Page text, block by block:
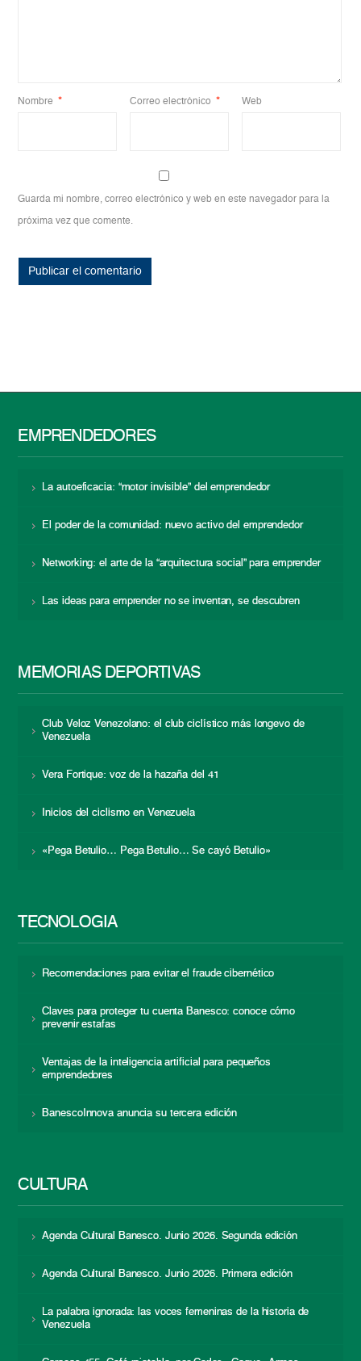
Nombre * Correo electrónico * Web
Guarda mi nombre, correo electrónico y web en este navegador para la
próxima vez que comente.
EMPRENDEDORES
La autoeficacia: “motor invisible” del emprendedor
El poder de la comunidad: nuevo activo del emprendedor
Networking: el arte de la “arquitectura social” para emprender
Las ideas para emprender no se inventan, se descubren
MEMORIAS DEPORTIVAS
Club Veloz Venezolano: el club ciclístico más longevo de
Venezuela
Vera Fortique: voz de la hazaña del 41
Inicios del ciclismo en Venezuela
«Pega Betulio… Pega Betulio… Se cayó Betulio»
TECNOLOGÍA
Recomendaciones para evitar el fraude cibernético
Claves para proteger tu cuenta Banesco: conoce cómo
prevenir estafas
Ventajas de la inteligencia artificial para pequeños
emprendedores
BanescoInnova anuncia su tercera edición
CULTURA
Agenda Cultural Banesco. Junio 2026. Segunda edición
Agenda Cultural Banesco. Junio 2026. Primera edición
La palabra ignorada: las voces femeninas de la historia de
Venezuela